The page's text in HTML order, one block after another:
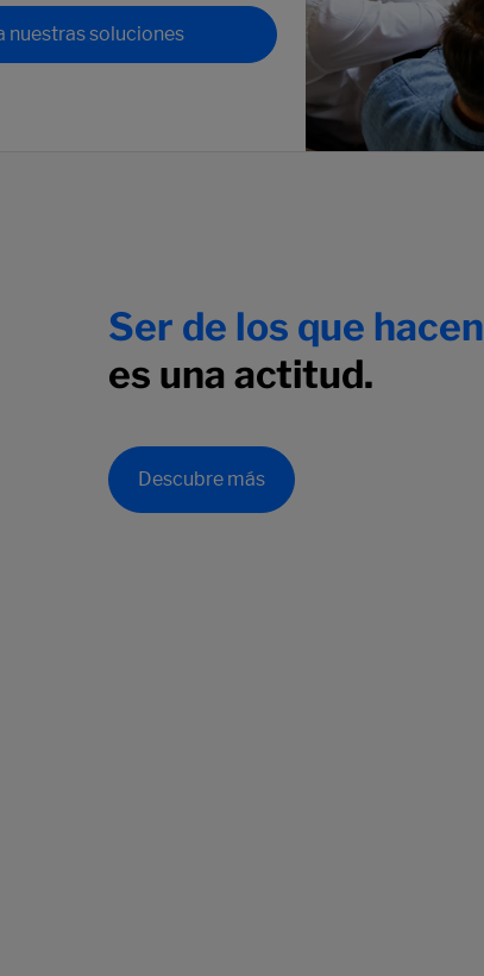
nuestras soluciones
Ser de los que hacen
es una actitud.
Descubre más